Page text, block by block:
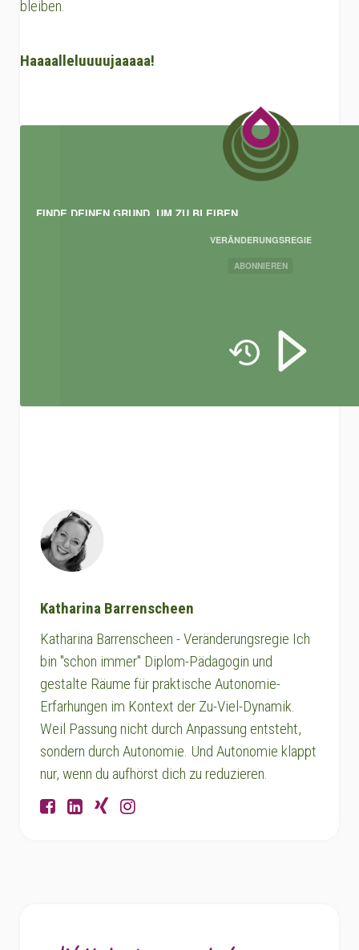
bleiben.
Haaaalleluuuujaaaaa!
VERÄNDERUNGSREGIE
ABONNIEREN
FINDE DEINEN GRUND, UM ZU BLEIBEN.
Katharina Barrenscheen
Katharina Barrenscheen - Veränderungsregie Ich
bin "schon immer" Diplom-Pädagogin und
gestalte Räume für praktische Autonomie-
Erfarhungen im Kontext der Zu-Viel-Dynamik.
Weil Passung nicht durch Anpassung entsteht,
sondern durch Autonomie. Und Autonomie klappt
nur, wenn du aufhörst dich zu reduzieren.